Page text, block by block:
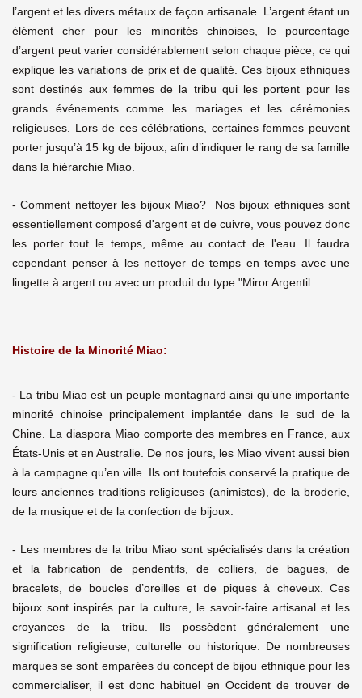
l’argent et les divers métaux de façon artisanale. L’argent étant un
élément cher pour les minorités chinoises, le pourcentage
d’argent peut varier considérablement selon chaque pièce, ce qui
explique les variations de prix et de qualité. Ces bijoux ethniques
sont destinés aux femmes de la tribu qui les portent pour les
grands événements comme les mariages et les cérémonies
religieuses. Lors de ces célébrations, certaines femmes peuvent
porter jusqu’à 15 kg de bijoux, afin d’indiquer le rang de sa famille
dans la hiérarchie Miao.
- Comment nettoyer les bijoux Miao? Nos bijoux ethniques sont
essentiellement composé d'argent et de cuivre, vous pouvez donc
les porter tout le temps, même au contact de l'eau. Il faudra
cependant penser à les nettoyer de temps en temps avec une
lingette à argent ou avec un produit du type "Miror Argentil
Histoire de la Minorité Miao:
- La tribu Miao est un peuple montagnard ainsi qu’une importante
minorité chinoise principalement implantée dans le sud de la
Chine. La diaspora Miao comporte des membres en France, aux
États-Unis et en Australie. De nos jours, les Miao vivent aussi bien
à la campagne qu’en ville. Ils ont toutefois conservé la pratique de
leurs anciennes traditions religieuses (animistes), de la broderie,
de la musique et de la confection de bijoux.
- Les membres de la tribu Miao sont spécialisés dans la création
et la fabrication de pendentifs, de colliers, de bagues, de
bracelets, de boucles d’oreilles et de piques à cheveux. Ces
bijoux sont inspirés par la culture, le savoir-faire artisanal et les
croyances de la tribu. Ils possèdent généralement une
signification religieuse, culturelle ou historique. De nombreuses
marques se sont emparées du concept de bijou ethnique pour les
commercialiser, il est donc habituel en Occident de trouver de